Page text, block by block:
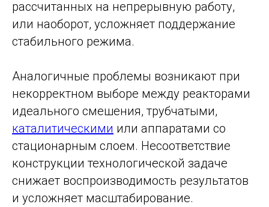
рассчитанных на непрерывную работу,
или наоборот, усложняет поддержание
стабильного режима.
Аналогичные проблемы возникают при
некорректном выборе между реакторами
идеального смешения, трубчатыми,
каталитическими или аппаратами со
стационарным слоем. Несоответствие
конструкции технологической задаче
снижает воспроизводимость результатов
и усложняет масштабирование.